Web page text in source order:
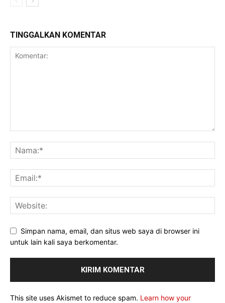
TINGGALKAN KOMENTAR
Simpan nama, email, dan situs web saya di browser ini
untuk lain kali saya berkomentar.
This site uses Akismet to reduce spam. Learn how your